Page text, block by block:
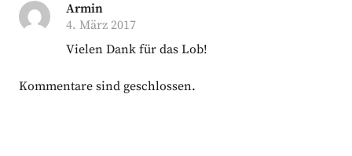
Armin
4. März 2017
Vielen Dank für das Lob!
Kommentare sind geschlossen.